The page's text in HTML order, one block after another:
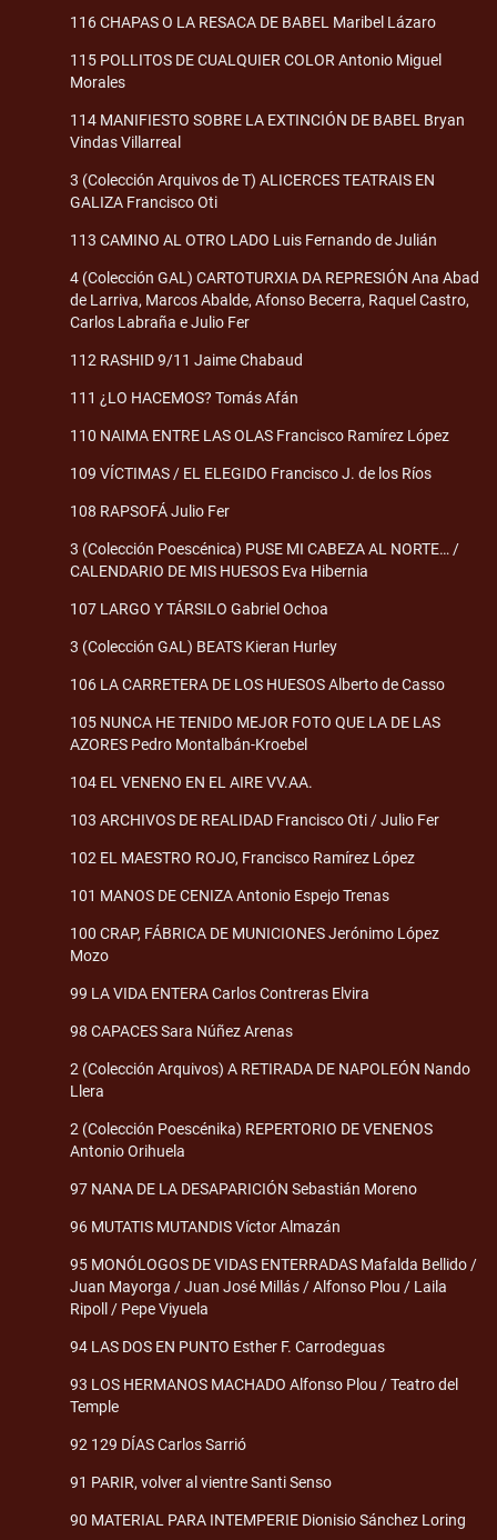
116 CHAPAS O LA RESACA DE BABEL Maribel Lázaro
115 POLLITOS DE CUALQUIER COLOR Antonio Miguel
Morales
114 MANIFIESTO SOBRE LA EXTINCIÓN DE BABEL Bryan
Vindas Villarreal
3 (Colección Arquivos de T) ALICERCES TEATRAIS EN
GALIZA Francisco Oti
113 CAMINO AL OTRO LADO Luis Fernando de Julián
4 (Colección GAL) CARTOTURXIA DA REPRESIÓN Ana Abad
de Larriva, Marcos Abalde, Afonso Becerra, Raquel Castro,
Carlos Labraña e Julio Fer
112 RASHID 9/11 Jaime Chabaud
111 ¿LO HACEMOS? Tomás Afán
110 NAIMA ENTRE LAS OLAS Francisco Ramírez López
109 VÍCTIMAS / EL ELEGIDO Francisco J. de los Ríos
108 RAPSOFÁ Julio Fer
3 (Colección Poescénica) PUSE MI CABEZA AL NORTE… /
CALENDARIO DE MIS HUESOS Eva Hibernia
107 LARGO Y TÁRSILO Gabriel Ochoa
3 (Colección GAL) BEATS Kieran Hurley
106 LA CARRETERA DE LOS HUESOS Alberto de Casso
105 NUNCA HE TENIDO MEJOR FOTO QUE LA DE LAS
AZORES Pedro Montalbán-Kroebel
104 EL VENENO EN EL AIRE VV.AA.
103 ARCHIVOS DE REALIDAD Francisco Oti / Julio Fer
102 EL MAESTRO ROJO, Francisco Ramírez López
101 MANOS DE CENIZA Antonio Espejo Trenas
100 CRAP, FÁBRICA DE MUNICIONES Jerónimo López
Mozo
99 LA VIDA ENTERA Carlos Contreras Elvira
98 CAPACES Sara Núñez Arenas
2 (Colección Arquivos) A RETIRADA DE NAPOLEÓN Nando
Llera
2 (Colección Poescénika) REPERTORIO DE VENENOS
Antonio Orihuela
97 NANA DE LA DESAPARICIÓN Sebastián Moreno
96 MUTATIS MUTANDIS Víctor Almazán
95 MONÓLOGOS DE VIDAS ENTERRADAS Mafalda Bellido /
Juan Mayorga / Juan José Millás / Alfonso Plou / Laila
Ripoll / Pepe Viyuela
94 LAS DOS EN PUNTO Esther F. Carrodeguas
93 LOS HERMANOS MACHADO Alfonso Plou / Teatro del
Temple
92 129 DÍAS Carlos Sarrió
91 PARIR, volver al vientre Santi Senso
90 MATERIAL PARA INTEMPERIE Dionisio Sánchez Loring